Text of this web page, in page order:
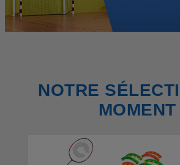
NOTRE
MOMENT